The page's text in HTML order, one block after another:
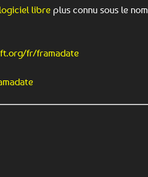
logiciel libre plus connu sous le nom
fr/framadate